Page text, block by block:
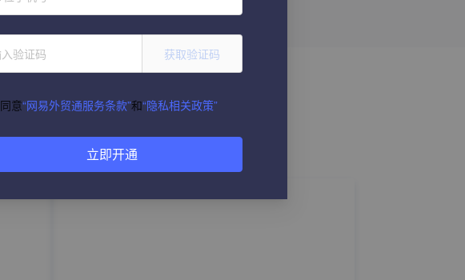
获取验证码
同意“网易外贸通服务条款”和“隐私相关政策”
立即开通